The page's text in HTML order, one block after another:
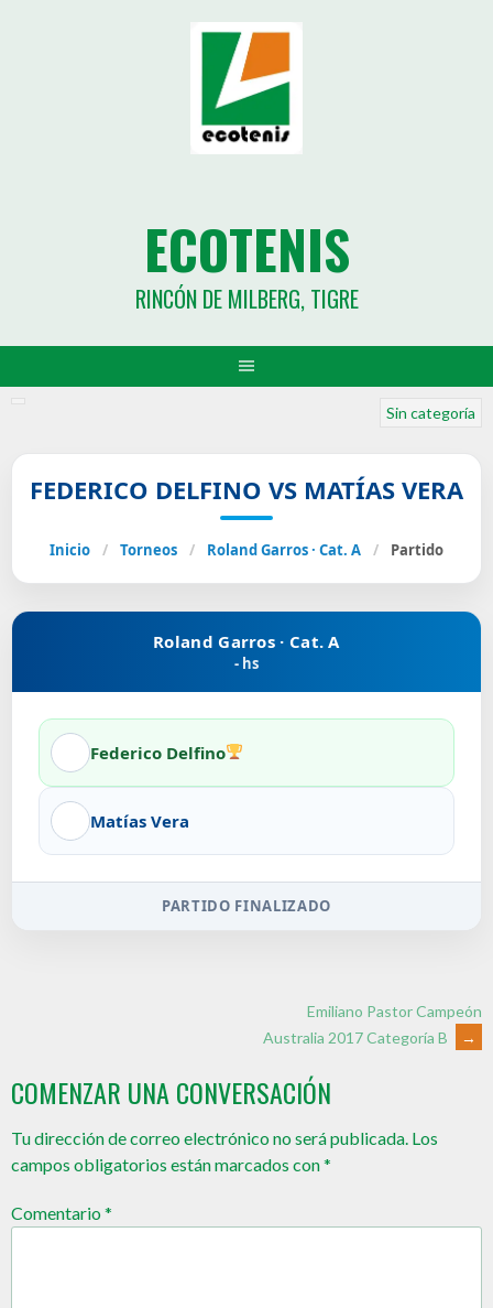
ECOTENIS
RINCÓN DE MILBERG, TIGRE
Sin categoría
FEDERICO DELFINO VS MATÍAS VERA
Inicio / Torneos / Roland Garros · Cat. A / Partido
Roland Garros · Cat. A
- hs
Federico Delfino
Matías Vera
PARTIDO FINALIZADO
Emiliano Pastor Campeón
Australia 2017 Categoría B
→
COMENZAR UNA CONVERSACIÓN
Tu dirección de correo electrónico no será publicada. Los
campos obligatorios están marcados con*
Comentario*